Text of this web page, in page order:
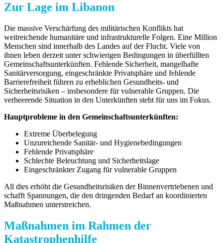
Zur Lage im Libanon
Die massive Verschärfung des militärischen Konflikts hat
weitreichende humanitäre und infrastrukturelle Folgen. Eine Million
Menschen sind innerhalb des Landes auf der Flucht. Viele von
ihnen leben derzeit unter schwierigen Bedingungen in überfüllten
Gemeinschaftsunterkünften. Fehlende Sicherheit, mangelhafte
Sanitärversorgung, eingeschränkte Privatsphäre und fehlende
Barrierefreiheit führen zu erheblichen Gesundheits- und
Sicherheitsrisiken – insbesondere für vulnerable Gruppen. Die
verheerende Situation in den Unterkünften steht für uns im Fokus.
Hauptprobleme in den Gemeinschaftsunterkünften:
Extreme Überbelegung
Unzureichende Sanitär- und Hygienebedingungen
Fehlende Privatsphäre
Schlechte Beleuchtung und Sicherheitslage
Eingeschränkter Zugang für vulnerable Gruppen
All dies erhöht die Gesundheitsrisiken der Binnenvertriebenen und
schafft Spannungen, die den dringenden Bedarf an koordinierten
Maßnahmen unterstreichen.
Maßnahmen im Rahmen der
Katastrophenhilfe